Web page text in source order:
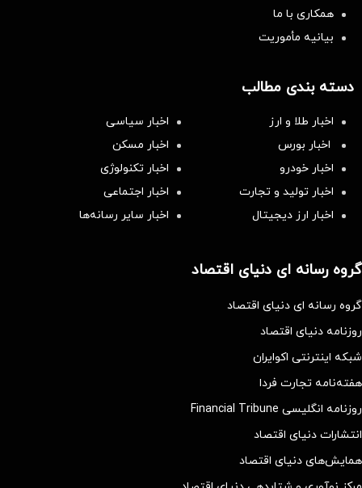
همکاری با ما
بیانیه مأموریت
دسته بندی مطالب
اخبار طلا و ارز
اخبار سیاسی
اخبار بورس
اخبار مسکن
اخبار خودرو
اخبار تکنولوژی
اخبار تولید و تجارت
اخبار اجتماعی
اخبار ارز دیجیتال
اخبار سایر رسانه‌‌ها
گروه رسانه ای دنیای اقتصاد
گروه رسانه ای دنیای اقتصاد
روزنامه دنیای اقتصاد
شبکه اینترنتی اکوایران
هفته‌نامه تجارت فردا
روزنامه انگلیسی Financial Tribune
انتشارات دنیای اقتصاد
همایش‌های دنیای اقتصاد